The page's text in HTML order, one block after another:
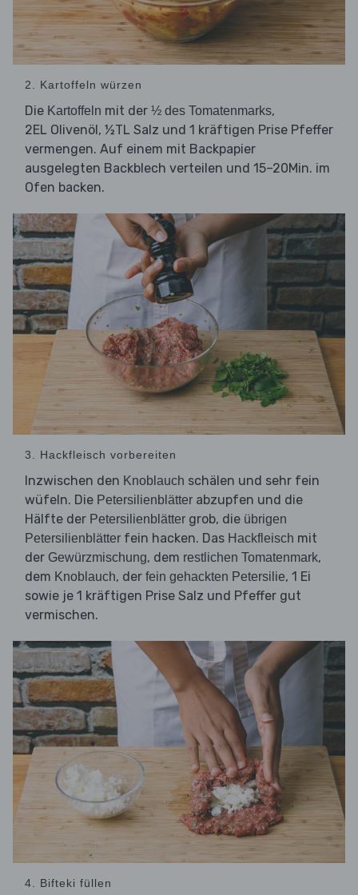
2. Kartoffeln würzen
Die Kartoffeln mit der ½ des Tomatenmarks,
2EL Olivenöl, ½TL Salz und 1 kräftigen Prise Pfeffer
vermengen. Auf einem mit Backpapier
ausgelegten Backblech verteilen und 15–20Min. im
Ofen backen.
3. Hackfleisch vorbereiten
Inzwischen den Knoblauch schälen und sehr fein
wüfeln. Die Petersilienblätter abzupfen und die
Hälfte der Petersilienblätter grob, die übrigen
Petersilienblätter fein hacken. Das Hackfleisch mit
der Gewürzmischung, dem restlichen Tomatenmark,
dem Knoblauch, der fein gehackten Petersilie, 1 Ei
sowie je 1 kräftigen Prise Salz und Pfeffer gut
vermischen.
4. Bifteki füllen